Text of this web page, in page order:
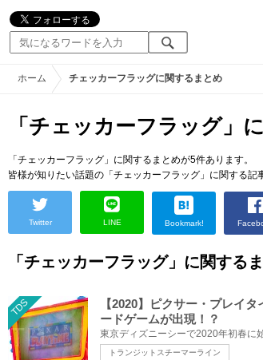
ホーム チェッカーフラッグに関するまとめ
「チェッカーフラッグ」
「チェッカーフラッグ」に関するまとめが5件あります。
皆様が知りたい話題の「チェッカーフラッグ」に関する記
Twitter LINE Bookmark!
「チェッカーフラッグ」に関する
TDS
【2020】ピクサー・プレイ
ードゲームが出現！？
トランジットスチーマーライン